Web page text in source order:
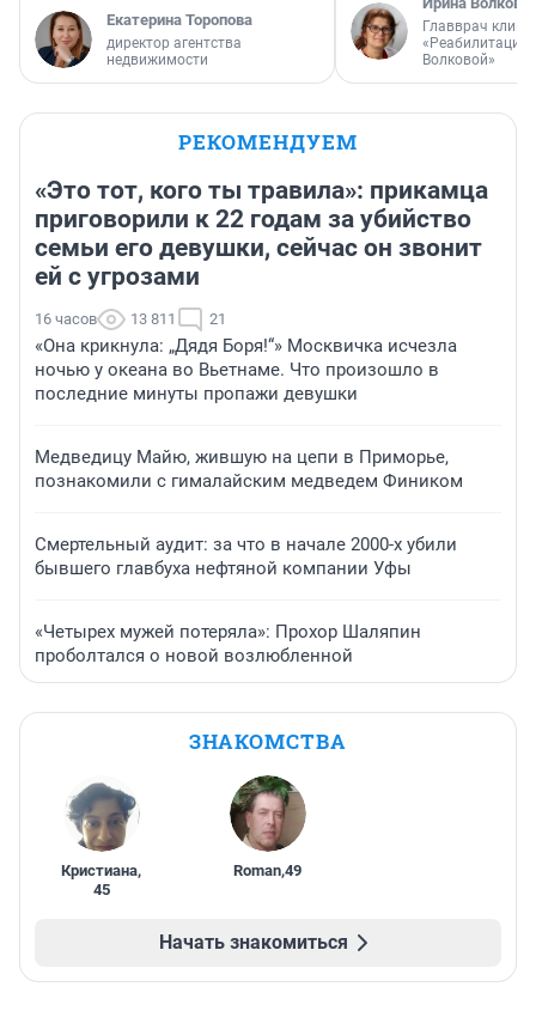
Екатерина Торопова
директор агентства
недвижимости
Главврач
«Реабилитация
Волковой»
РЕКОМЕНДУЕМ
«Это тот, кого ты травила»: прикамца
приговорили к 22 годам за убийство
семьи его девушки, сейчас он звонит
ей с угрозами
16 часов 13 811 21
«Она крикнула: „Дядя Боря!“» Москвичка исчезла
ночью у океана во Вьетнаме. Что произошло в
последние минуты пропажи девушки
Медведицу Майю, жившую на цепи в Приморье,
познакомили с гималайским медведем Фиником
Смертельный аудит: за что в начале 2000-х убили
бывшего главбуха нефтяной компании Уфы
«Четырех мужей потеряла»: Прохор Шаляпин
проболтался о новой возлюбленной
ЗНАКОМСТВА
Кристиана,
45
Roman,49
Начать знакомиться